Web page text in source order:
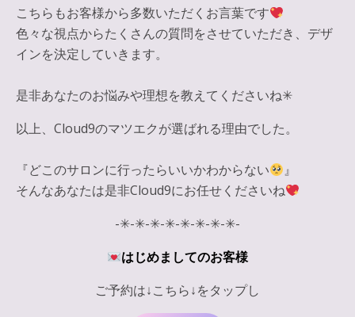
こちらもお客様から多数いただくお言葉です
色々な視点からたくさんの質問をさせていただき、デザ
インを決定していきます。
是非あなたのお悩みや理想を教えてくださいね✳︎
以上、Cloud9のマツエクが選ばれる理由でした。
『どこのサロンに行ったらいいかわからない
』
そんなあなたは是非Cloud9にお任せくださいね
-✳︎-✳︎-✳︎-✳︎-✳︎-✳︎-✳︎-✳︎-
はじめましてのお客様
ご予約は↓こちら↓をタップし